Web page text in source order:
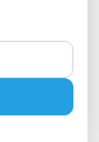
eine